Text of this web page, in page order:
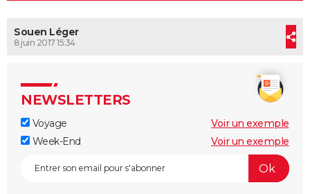
Souen Léger
8 juin 2017 15:34
NEWSLETTERS
Voyage
Voir un exemple
Week-End
Voir un exemple